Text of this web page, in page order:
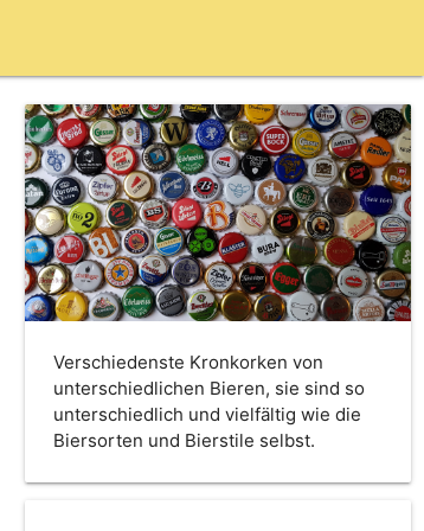
Verschiedenste Kronkorken von
unterschiedlichen Bieren, sie sind so
unterschiedlich und vielfältig wie die
Biersorten und Bierstile selbst.